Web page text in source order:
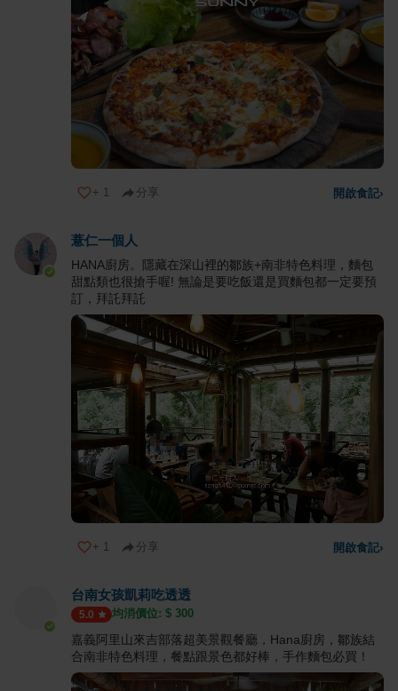
+ 1 分享 開啟食記›
薏仁一個人
HANA廚房。隱藏在深山裡的鄒族+南非特色料理，麵包
甜點類也很搶手喔! 無論是要吃飯還是買麵包都一定要預
訂，拜託拜託
+ 1 分享 開啟食記›
台南女孩凱莉吃透透
5.0 均消價位: $ 300
嘉義阿里山來吉部落超美景觀餐廳，Hana廚房，鄒族結
合南非特色料理，餐點跟景色都好棒，手作麵包必買！